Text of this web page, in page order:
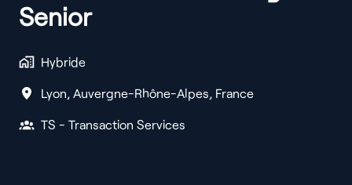
Senior
Hybride
Lyon, Auvergne-Rhône-Alpes, France
TS - Transaction Services